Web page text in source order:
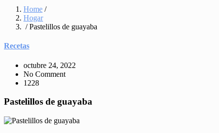
Home /
Hogar
/ Pastelillos de guayaba
Recetas
octubre 24, 2022
No Comment
1228
Pastelillos de guayaba